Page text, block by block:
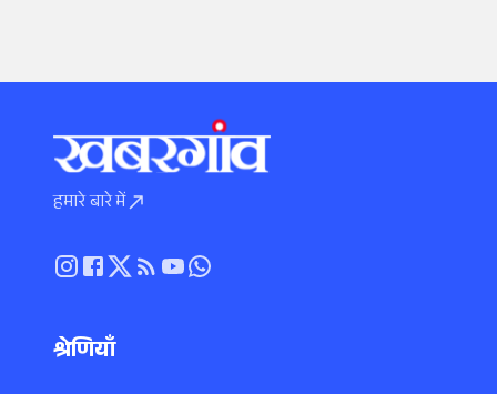
हमारे बारे में
श्रेणियाँ